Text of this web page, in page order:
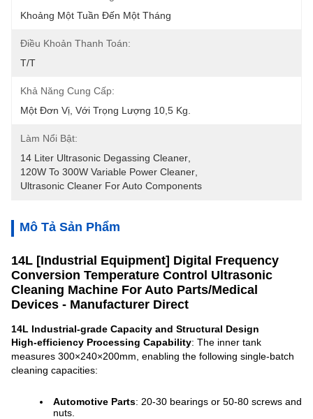
Khoảng Một Tuần Đến Một Tháng
Điều Khoản Thanh Toán:
T/T
Khả Năng Cung Cấp:
Một Đơn Vị, Với Trọng Lượng 10,5 Kg.
Làm Nổi Bật:
14 Liter Ultrasonic Degassing Cleaner
120W To 300W Variable Power Cleaner
Ultrasonic Cleaner For Auto Components
Mô Tả Sản Phẩm
14L [Industrial Equipment] Digital Frequency
Conversion Temperature Control Ultrasonic
Cleaning Machine For Auto Parts/Medical
Devices - Manufacturer Direct
14L Industrial-grade Capacity and Structural Design
High-efficiency Processing Capability: The inner tank
measures 300×240×200mm, enabling the following single-batch
cleaning capacities:
Automotive Parts: 20-30 bearings or 50-80 screws and
nuts.